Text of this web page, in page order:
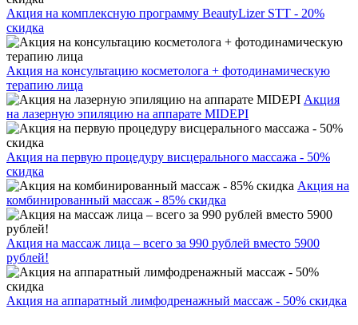
Акция на комплексную программу BeautyLizer STT - 20%
скидка
Акция на консультацию косметолога + фотодинамическую
терапию лица
Акция
на лазерную эпиляцию на аппарате MIDEPI
Акция на первую процедуру висцерального массажа - 50%
скидка
Акция на
комбинированный массаж - 85% скидка
Акция на массаж лица – всего за 990 рублей вместо 5900
рублей!
Акция на аппаратный лимфодренажный массаж - 50% скидка